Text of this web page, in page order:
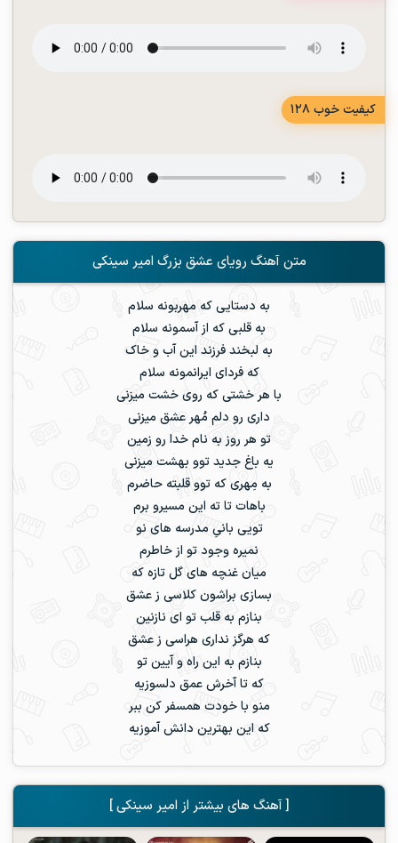
کیفیت خوب 128
متن آهنگ رویای عشق بزرگ امیر سینکی
به دستایی که مهربونه سلام
به قلبی که از آسمونه سلام
به لبخند فرزند این آب و خاک
که فردای ایرانمونه سلام
با هر خشتی که روی خشت میزنی
داری رو دلم مُهر عشق میزنی
تو هر روز به نام خدا رو زمین
یه باغ جدید توو بهشت میزنی
به مِهری که توو قلبته حاضرم
باهات تا ته این مسیرو برم
تویی بانیِ مدرسه های نو
نمیره وجود تو از خاطرم
میان غنچه های گل تازه که
بسازی براشون کلاسی ز عشق
بنازم به قلب تو ای نازنین
که هرگز نداری هراسی ز عشق
بنازم به این راه و آیین تو
که تا آخرش عمق دلسوزیه
منو با خودت همسفر کن ببر
که این بهترین دانش آموزیه
[ آهنگ های بیشتر از امیر سینکی ]